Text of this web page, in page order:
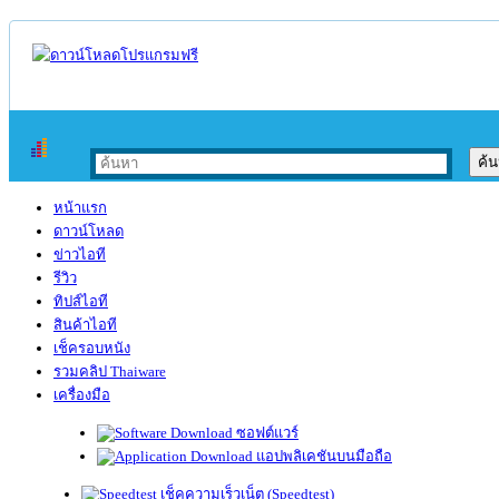
หน้าแรก
ดาวน์โหลด
ข่าวไอที
รีวิว
ทิปส์ไอที
สินค้าไอที
เช็ครอบหนัง
รวมคลิป Thaiware
เครื่องมือ
ซอฟต์แวร์
แอปพลิเคชันบนมือถือ
เช็คความเร็วเน็ต (Speedtest)